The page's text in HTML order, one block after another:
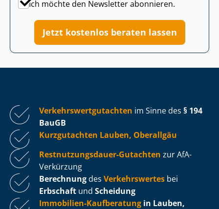
Ich möchte den Newsletter abonnieren.
Jetzt kostenlos beraten lassen
Ver­kehrs­wert­gut­ach­ten im Sinne des § 194
BauGB
Kurzgutachten Lauben, Oberallgäu
Rest­nut­zungs­dau­er-Gutachten zur AfA-
Verkürzung
Berechnung des Verkehrswertes bei
Erbschaft und Scheidung
Immobilien-Kaufberatung in Lauben,